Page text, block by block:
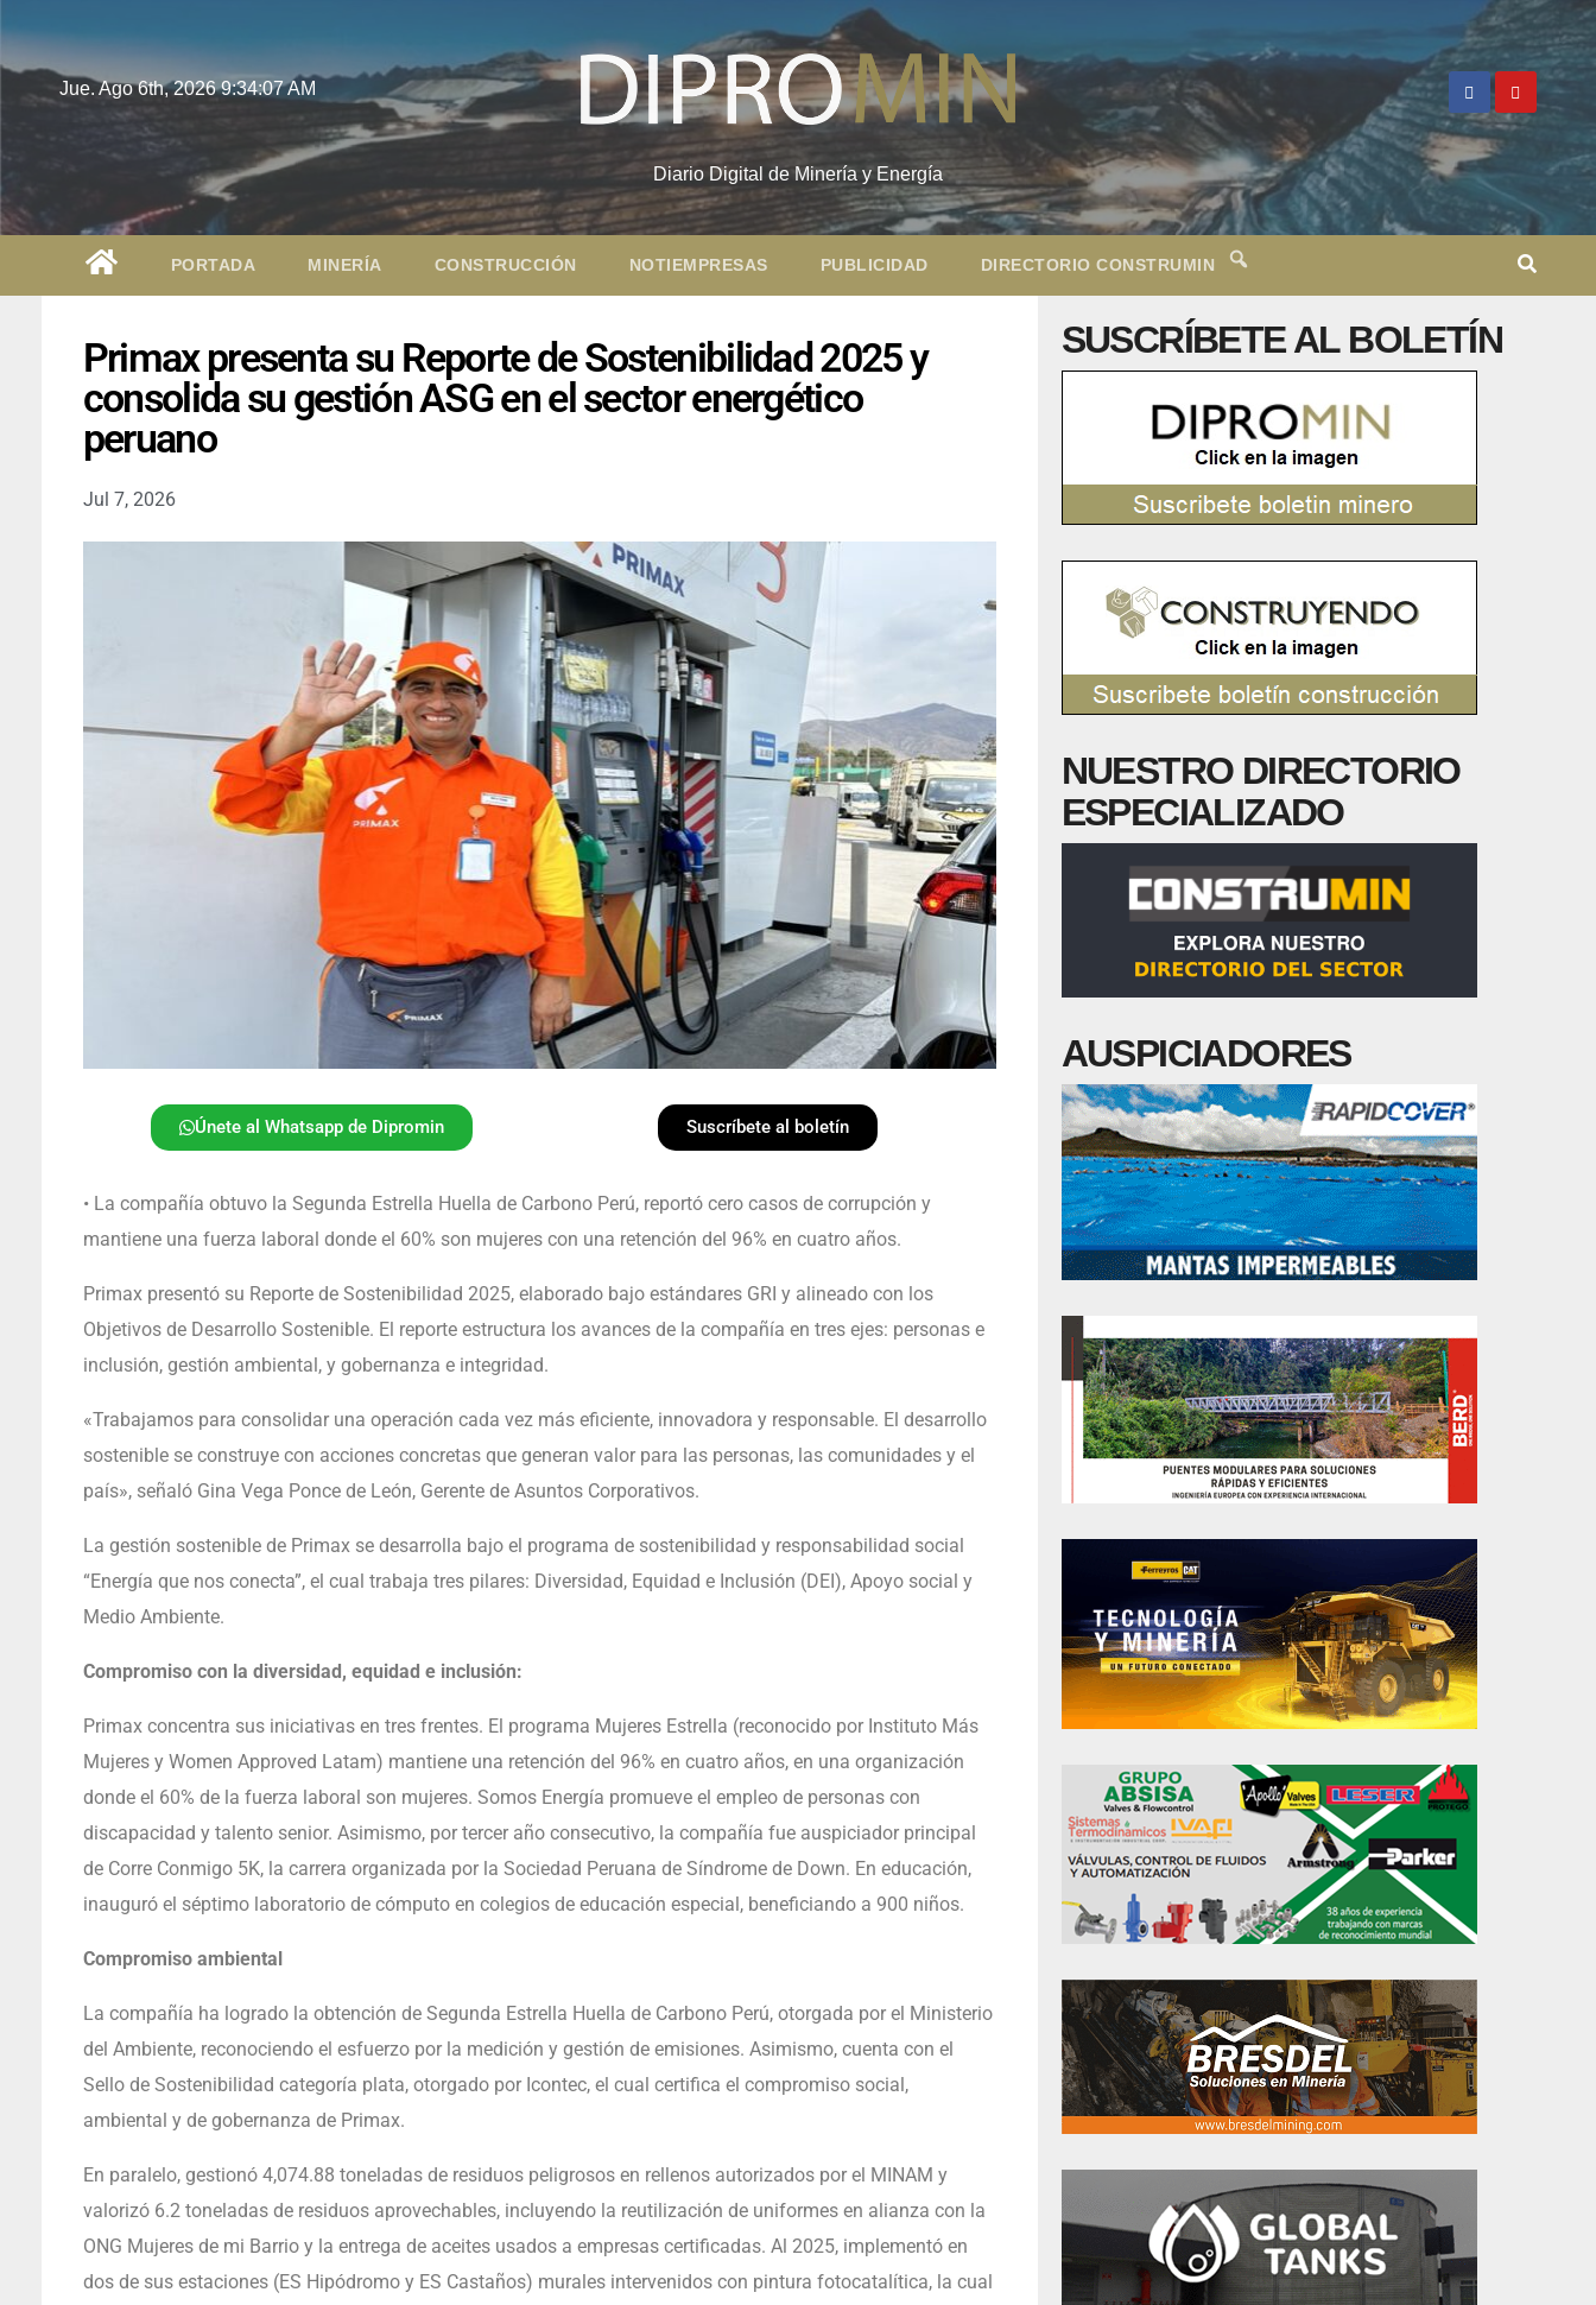
Jue. Ago 6th, 20269:34:08 AM
Diario Digital de Minería y Energía
PORTADA MINERÍA CONSTRUCCIÓN NOTIEMPRESAS PUBLICIDAD DIRECTORIO CONSTRUMIN
Primax presenta su Reporte de Sostenibilidad 2025 y
consolida su gestión ASG en el sector energético
peruano
Jul 7, 2026
Únete al Whatsapp de Dipromin Suscríbete al boletín
• La compañía obtuvo la Segunda Estrella Huella de Carbono Perú, reportó cero casos de corrupción y
mantiene una fuerza laboral donde el 60% son mujeres con una retención del 96% en cuatro años.
Primax presentó su Reporte de Sostenibilidad 2025, elaborado bajo estándares GRI y alineado con los
Objetivos de Desarrollo Sostenible. El reporte estructura los avances de la compañía en tres ejes: personas e
inclusión, gestión ambiental, y gobernanza e integridad.
«Trabajamos para consolidar una operación cada vez más eficiente, innovadora y responsable. El desarrollo
sostenible se construye con acciones concretas que generan valor para las personas, las comunidades y el
país», señaló Gina Vega Ponce de León, Gerente de Asuntos Corporativos.
La gestión sostenible de Primax se desarrolla bajo el programa de sostenibilidad y responsabilidad social
“Energía que nos conecta”, el cual trabaja tres pilares: Diversidad, Equidad e Inclusión (DEI), Apoyo social y
Medio Ambiente.
Compromiso con la diversidad, equidad e inclusión:
Primax concentra sus iniciativas en tres frentes. El programa Mujeres Estrella (reconocido por Instituto Más
Mujeres y Women Approved Latam) mantiene una retención del 96% en cuatro años, en una organización
donde el 60% de la fuerza laboral son mujeres. Somos Energía promueve el empleo de personas con
discapacidad y talento senior. Asimismo, por tercer año consecutivo, la compañía fue auspiciador principal
de Corre Conmigo 5K, la carrera organizada por la Sociedad Peruana de Síndrome de Down. En educación,
inauguró el séptimo laboratorio de cómputo en colegios de educación especial, beneficiando a 900 niños.
Compromiso ambiental
La compañía ha logrado la obtención de Segunda Estrella Huella de Carbono Perú, otorgada por el Ministerio
del Ambiente, reconociendo el esfuerzo por la medición y gestión de emisiones. Asimismo, cuenta con el
Sello de Sostenibilidad categoría plata, otorgado por Icontec, el cual certifica el compromiso social,
ambiental y de gobernanza de Primax.
En paralelo, gestionó 4,074.88 toneladas de residuos peligrosos en rellenos autorizados por el MINAM y
valorizó 6.2 toneladas de residuos aprovechables, incluyendo la reutilización de uniformes en alianza con la
ONG Mujeres de mi Barrio y la entrega de aceites usados a empresas certificadas. Al 2025, implementó en
dos de sus estaciones (ES Hipódromo y ES Castaños) murales intervenidos con pintura fotocatalítica, la cual
SUSCRÍBETE AL BOLETÍN
NUESTRO DIRECTORIO
ESPECIALIZADO
AUSPICIADORES